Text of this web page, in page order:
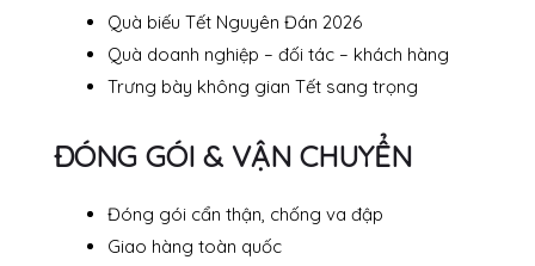
Quà biếu Tết Nguyên Đán 2026
Quà doanh nghiệp – đối tác – khách hàng
Trưng bày không gian Tết sang trọng
ĐÓNG GÓI & VẬN CHUYỂN
Đóng gói cẩn thận, chống va đập
Giao hàng toàn quốc